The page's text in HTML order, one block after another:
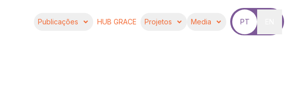
Publicações HUB GRACE Projetos Media PT